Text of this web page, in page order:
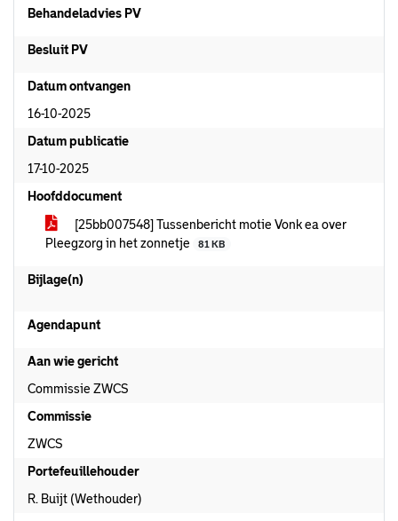
Behandeladvies PV
Besluit PV
Datum ontvangen
16-10-2025
Datum publicatie
17-10-2025
Hoofddocument
[25bb007548] Tussenbericht motie Vonk ea over
Pleegzorg in het zonnetje
81 KB
Bijlage(n)
Agendapunt
Aan wie gericht
Commissie ZWCS
Commissie
ZWCS
Portefeuillehouder
R. Buijt (Wethouder)